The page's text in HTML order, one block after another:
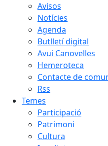
Avisos
Notícies
Agenda
Butlletí digital
Avui Canovelles
Hemeroteca
Contacte de
Rss
Temes
Participació
Patrimoni
Cultura